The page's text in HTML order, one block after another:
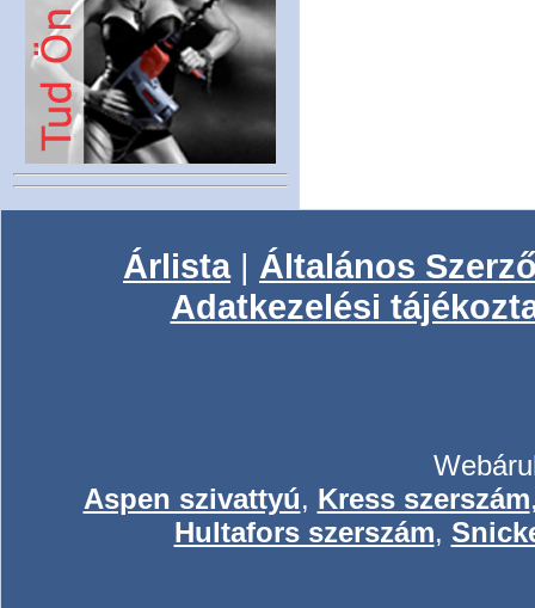
Árlista| Általános
Adatkezelési
Aspen szivattyú, Kress szerszám
Hultafors szerszám,